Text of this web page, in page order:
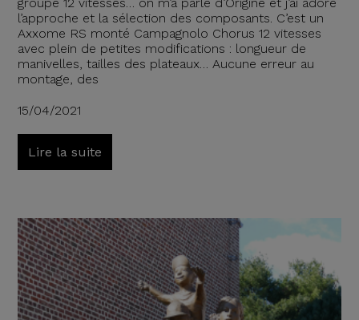
l’approche et la sélection des composants. C’est un
Axxome RS monté Campagnolo Chorus 12 vitesses
avec plein de petites modifications : longueur de
manivelles, tailles des plateaux… Aucune erreur au
montage, des
15/04/2021
Lire la suite